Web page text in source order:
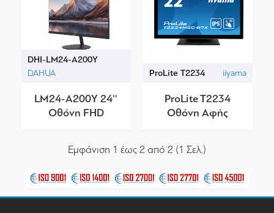
DHI-LM24-A200Y
DAHUA
LM24-A200Y 24''
Οθόνη FHD
ProLite T2234 iiyama
ProLite T2234
Οθόνη Αφής
Εμφάνιση 1 έως 2 από 2 (1 Σελ.)